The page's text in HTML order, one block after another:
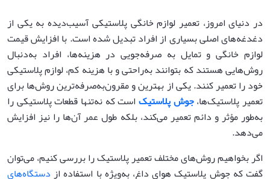
در دنیای امروز، تعمیر لوازم خانگی پلاستیکی آسیب‌دیده به یکی از
دغدغه‌های اصلی بسیاری از افراد تبدیل شده است. با افزایش قیمت
لوازم خانگی و تمایل به صرفه‌جویی در هزینه‌ها، افراد به‌دنبال
روش‌هایی هستند که بتوانند به‌راحتی و با هزینه کم، لوازم پلاستیکی
خود را تعمیر کنند. یکی از بهترین و مقرون‌به‌صرفه‌ترین روش‌ها برای
تعمیر پلاستیک‌ها،جوش پلاستیکاست که نه‌تنها قطعات پلاستیکی را
به‌طور مؤثر و دائم تعمیر می‌کند، بلکه طول عمر آن‌ها را نیز افزایش
می‌دهد.
اگر بخواهیم روش‌های مختلف تعمیر پلاستیک را بررسی کنیم، می‌توان
گفت که جوش پلاستیک هوای داغ، به‌ویژه با استفاده ازدستگاه‌های